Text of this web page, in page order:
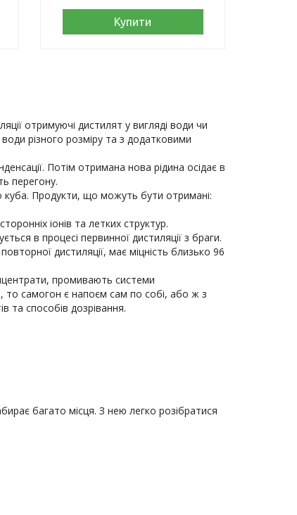
Купити
отримуючі дистилят у вигляді води чи
різного розміру та з додатковими
Потім отримана нова рідина осідає в
перегону.
куба. Продукти, що можуть бути отримані:
в процесі первинної дистиляції з браги.
дистиляції, має міцність близько 96
промивають системи
то самогон є напоєм сам по собі, або ж з
та способів дозрівання.
багато місця. З нею легко розібратися